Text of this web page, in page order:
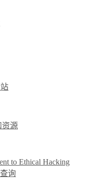
资源
to Ethical Hacking
询